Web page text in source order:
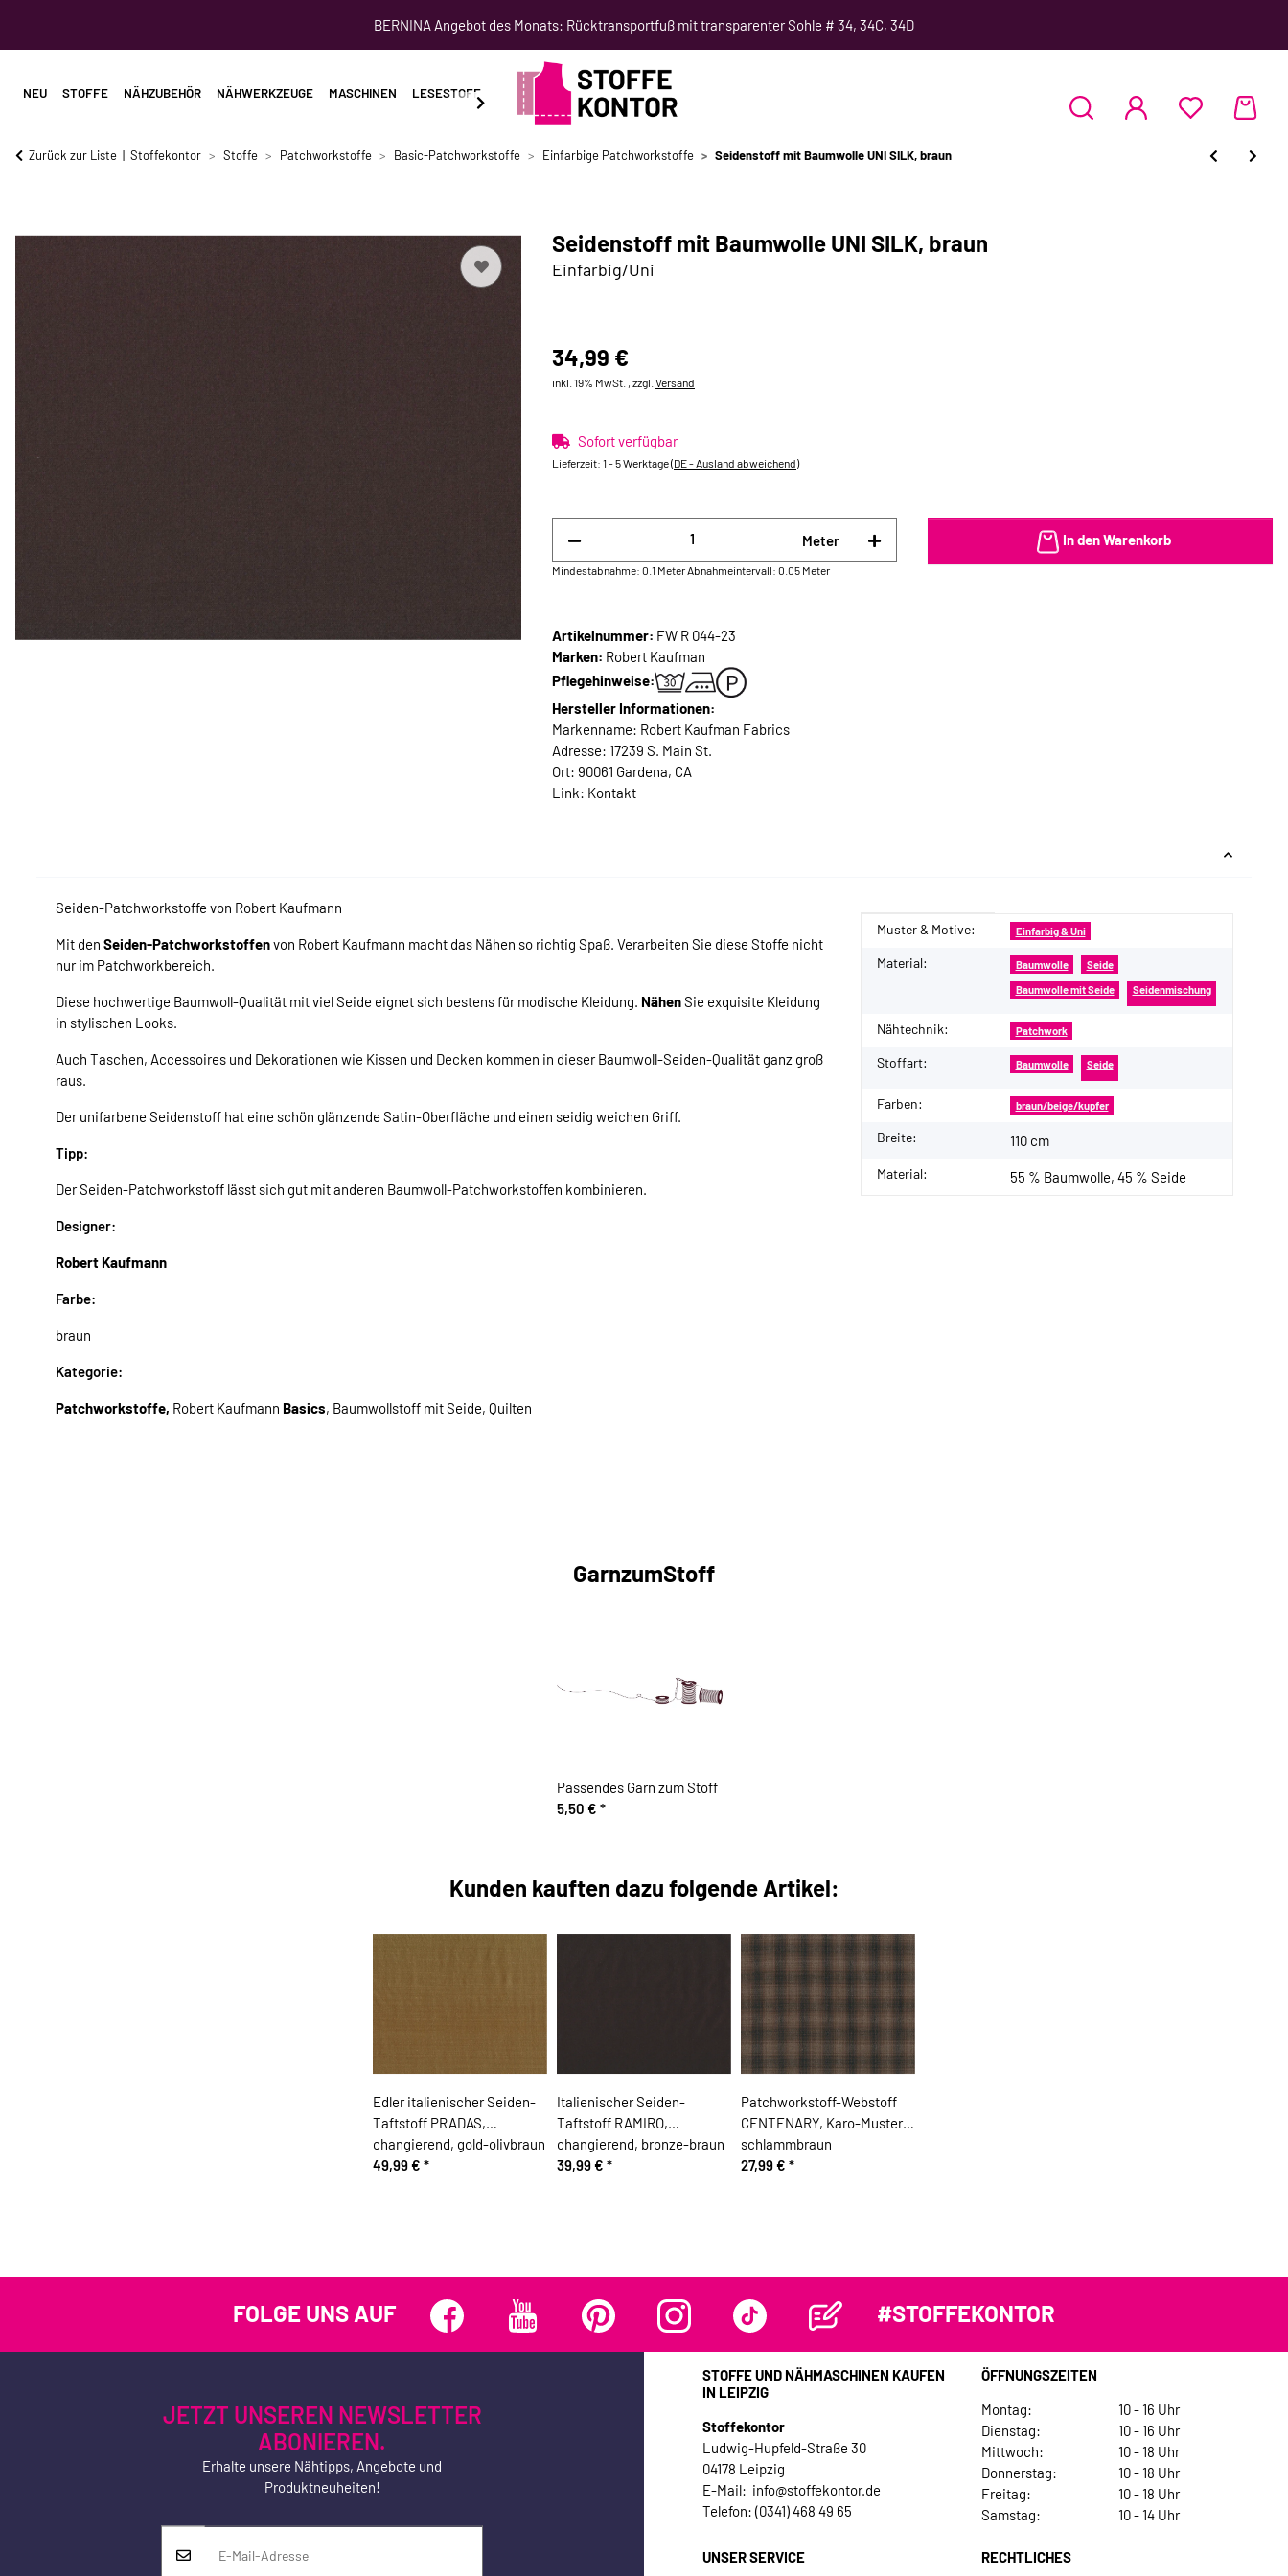
BERNINA Angebot des Monats: Rücktransportfuß mit transparenter Sohle # 34, 34C, 34D
NEU STOFFE NÄHZUBEHÖR NÄHWERKZEUGE MASCHINEN LESESTOFF SCHNITTMUSTER NÄHKURSE
Zurück zur Liste Stoffekontor Stoffe Patchworkstoffe Basic-Patchworkstoffe Einfarbige Patchworkstoffe Seidenstoff mit Baumwolle UNI SILK, braun
Seidenstoff mit Baumwolle UNI SILK, braun
Einfarbig/Uni
34,99 €
inkl. 19% MwSt. , zzgl. Versand
Sofort verfügbar
Lieferzeit: 1 - 5 Werktage(DE - Ausland abweichend)
Meter
Mindestabnahme: 0.1 MeterAbnahmeintervall: 0.05 Meter
In den Warenkorb
Artikelnummer: FW R 044-23
Marken: Robert Kaufman
Pflegehinweise:
Hersteller Informationen:
Markenname: Robert Kaufman Fabrics
Adresse: 17239 S. Main St.
Ort: 90061 Gardena, CA
Link: Kontakt
Seiden-Patchworkstoffe von Robert Kaufmann
Mit den Seiden-Patchworkstoffenvon Robert Kaufmann macht das Nähen so richtig Spaß. Verarbeiten Sie diese Stoffe nicht
nur im Patchworkbereich.
Diese hochwertige Baumwoll-Qualität mit viel Seide eignet sich bestens für modische Kleidung. NähenSie exquisite Kleidung
in stylischen Looks.
Auch Taschen, Accessoires und Dekorationen wie Kissen und Decken kommen in dieser Baumwoll-Seiden-Qualität ganz groß
raus.
Der unifarbene Seidenstoff hat eine schön glänzende Satin-Oberfläche und einen seidig weichen Griff.
Tipp:
Der Seiden-Patchworkstoff lässt sich gut mit anderen Baumwoll-Patchworkstoffen kombinieren.
Designer:
Robert Kaufmann
Farbe:
braun
Kategorie:
Patchworkstoffe, Robert Kaufmann Basics, Baumwollstoff mit Seide, Quilten
Produkteigenschaft
Wert
Muster & Motive: Einfarbig & Uni
Material: Baumwolle Seide
Baumwolle mit Seide Seidenmischung
Nähtechnik: Patchwork
Stoffart: Baumwolle Seide
Farben: braun/beige/kupfer
Breite: 110 cm
Material: 55 % Baumwolle, 45 % Seide
GarnzumStoff
Passendes Garn zum Stoff
5,50 € *
Kunden kauften dazu folgende Artikel:
Edler italienischer Seiden-
Taftstoff PRADAS,
changierend, gold-olivbraun
49,99 € *
Italienischer Seiden-
Taftstoff RAMIRO,
changierend, bronze-braun
39,99 € *
Patchworkstoff-Webstoff
CENTENARY, Karo-Muster,
schlammbraun
27,99 € *
FOLGE UNS AUF #STOFFEKONTOR
JETZT UNSEREN NEWSLETTER
ABONIEREN.
Erhalte unsere Nähtipps, Angebote und
Produktneuheiten!
STOFFE UND NÄHMASCHINEN KAUFEN
IN LEIPZIG
Stoffekontor
Ludwig-Hupfeld-Straße 30
04178 Leipzig
E-Mail: info@stoffekontor.de
Telefon: (0341) 468 49 65
ÖFFNUNGSZEITEN
Montag:
10 - 16 Uhr
Dienstag:
10 - 16 Uhr
Mittwoch:
10 - 18 Uhr
Donnerstag:
10 - 18 Uhr
Freitag:
10 - 18 Uhr
Samstag:
10 - 14 Uhr
UNSER SERVICE RECHTLICHES